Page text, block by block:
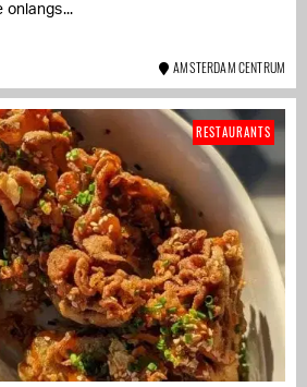
onlangs...
AMSTERDAM CENTRUM
RESTAURANTS